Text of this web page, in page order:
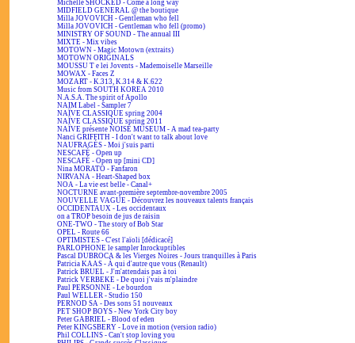
Michelle SHOCKED - Come a long way
MIDFIELD GENERAL @ the boutique
Milla JOVOVICH - Gentleman who fell
Milla JOVOVICH - Gentleman who fell (promo)
MINISTRY OF SOUND - The annual III
MIXTE - Mix vibes
MOTOWN - Magic Motown (extraits)
MOTOWN ORIGINALS
MOUSSU T e lei Jovents - Mademoiselle Marseille
MOWAX - Faces Z
MOZART - K.313, K.314 & K.622
Music from SOUTH KOREA 2010
N.A.S.A. The spirit of Apollo
NAIM Label - Sampler 7
NAÏVE CLASSIQUE spring 2004
NAÏVE CLASSIQUE spring 2011
NAÏVE présente NOISE MUSEUM - A mad tea-party
Nanci GRIFFITH - I don't want to talk about love
NAUFRAGÉS - Moi j'suis parti
NESCAFÉ - Open up
NESCAFÉ - Open up [mini CD]
Nina MORATO - Fanfaron
NIRVANA - Heart-Shaped box
NOA - La vie est belle - Canal+
NOCTURNE avant-première septembre-novembre 2005
NOUVELLE VAGUE - Découvrez les nouveaux talents français
OCCIDENTAUX - Les occidentaux
on a TROP besoin de jus de raisin
ONE-TWO - The story of Bob Star
OPEL - Route 66
OPTIMISTES - C'est l'aïoli [dédicacé]
PARLOPHONE le sampler Inrockuptibles
Pascal DUBROCA & les Vierges Noires - Jours tranquilles à Paris
Patricia KAAS - À qui d'autre que vous (Renault)
Patrick BRUEL - J'm'attendais pas à toi
Patrick VERBEKE - De quoi j'vais m'plaindre
Paul PERSONNE - Le bourdon
Paul WELLER - Studio 150
PERNOD SA - Des sons 51 nouveaux
PET SHOP BOYS - New York City boy
Peter GABRIEL - Blood of eden
Peter KINGSBERY - Love in motion (version radio)
Phil COLLINS - Can't stop loving you